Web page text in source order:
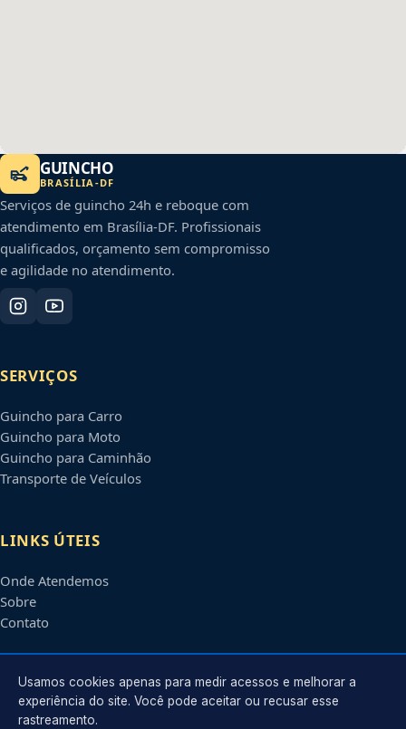
GUINCHO
BRASÍLIA -DF
Serviços de guincho 24h e reboque com
atendimento em Brasília-DF. Profissionais
qualificados, orçamento sem compromisso
e agilidade no atendimento.
SERVIÇOS
Guincho para Carro
Guincho para Moto
Guincho para Caminhão
Transporte de Veículos
LINKS ÚTEIS
Onde Atendemos
Sobre
Contato
CONTATO
Atendimento em
Usamos cookies apenas para medir acessos e melhorar a
experiência do site. Você pode aceitar ou recusar esse
rastreamento.